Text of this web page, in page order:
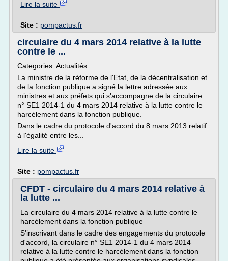
Lire la suite
Site : pompactus.fr
circulaire du 4 mars 2014 relative à la lutte
contre le ...
Categories: Actualités
La ministre de la réforme de l'Etat, de la décentralisation et
de la fonction publique a signé la lettre adressée aux
ministres et aux préfets qui s'accompagne de la circulaire
n° SE1 2014-1 du 4 mars 2014 relative à la lutte contre le
harcèlement dans la fonction publique.
Dans le cadre du protocole d'accord du 8 mars 2013 relatif
à l'égalité entre les...
Lire la suite
Site : pompactus.fr
CFDT - circulaire du 4 mars 2014 relative à
la lutte ...
La circulaire du 4 mars 2014 relative à la lutte contre le
harcèlement dans la fonction publique
S'inscrivant dans le cadre des engagements du protocole
d'accord, la circulaire n° SE1 2014-1 du 4 mars 2014
relative à la lutte contre le harcèlement dans la fonction